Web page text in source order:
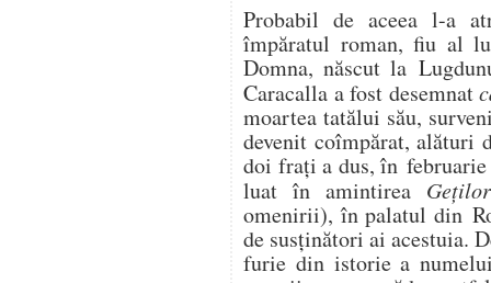
Probabil de aceea l-a
împăratul roman, fiu al
Domna, născut la
Caracalla a fost desemnat
moartea tatălui său,
devenit coîmpărat, alături
doi frați a dus, în
luat în amintirea
omenirii), în palatul din
de susținători ai acestuia.
furie din istorie a